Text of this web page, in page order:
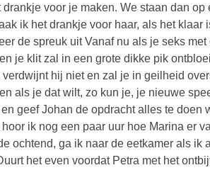
drankje voor je maken. We staan dan
ik het drankje voor haar, als het
de spreuk uit Vanaf nu als je seks
je klit zal in een grote dikke pik
verdwijnt hij niet en zal je in geilheid
als je dat wilt, zo kun je, je nieuwe
geef Johan de opdracht alles te doen
ik nog een paar uur hoe Marina er
ochtend, ga ik naar de eetkamer als
het even voordat Petra met het